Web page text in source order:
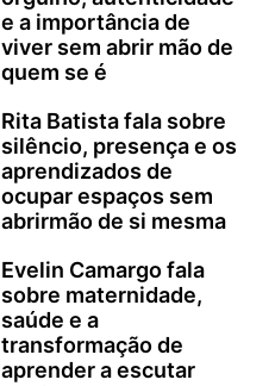
e a importância de
viver sem abrir mão de
quem se é
Rita Batista fala sobre
silêncio, presença e os
aprendizados de
ocupar espaços sem
abrirmão de si mesma
Evelin Camargo fala
sobre maternidade,
saúde e a
transformação de
aprender a escutar